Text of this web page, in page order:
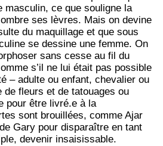
masculin, ce que souligne la
ses lèvres. Mais on devine
du maquillage et que sous
se dessine une femme. On
sans cesse au fil du
s’il ne lui était pas possible
– adulte ou enfant, chevalier ou
de fleurs et de tatouages ou
pour être livré.e à la
sont brouillées, comme Ajar
Gary pour disparaître en tant
devenir insaisissable.